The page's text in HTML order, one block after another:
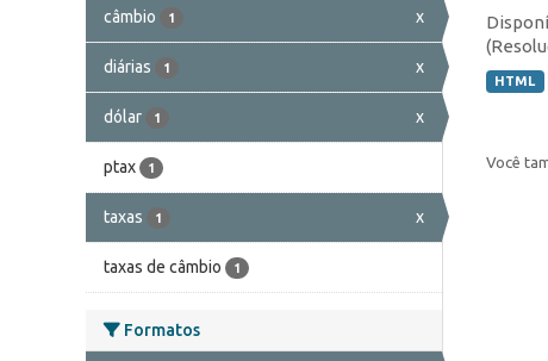
câmbio 1 x
diárias 1 x
dólar 1 x
ptax 1
taxas 1 x
taxas de câmbio 1
Formatos
HTML
Você